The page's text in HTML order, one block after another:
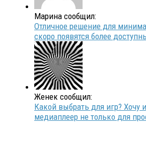
Марина сообщил:
Отличное решение для
скоро появятся более
Женек сообщил:
Какой выбрать для игр? Хочу
медиаплеер не только для